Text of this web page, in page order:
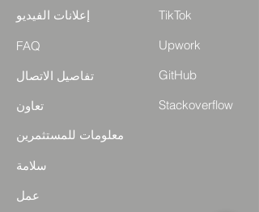
عمل
تفاصيل الاتصال
تعاون
FAQ
سلامة
معلومات للمستثمرين
GitHub
Upwork
إعلانات الفيديو
Stackoverflow
TikTok